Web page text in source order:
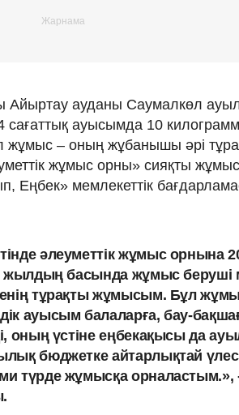
Айыртау ауданы Саумалкөл
сағаттық ауысымда 10
жұмыс – оның жұбанышы әрі
жұмыс орны» сияқты
Еңбек» мемлекеттік
келді.
әлеуметтік жұмыс орнына
жылдың басында жұмыс беруші
тұрақты жұмысым. Бұл
ауысым балаларға, бау-
оның үстіне еңбекақысы да
бюджетке айтарлықтай
түрде жұмысқа орналастым.»,